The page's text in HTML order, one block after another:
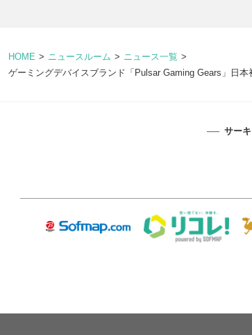
HOME ニュースルーム
ニュース一覧
ゲーミングデバイスブランド「Pulsar Gaming Gears」日
サー